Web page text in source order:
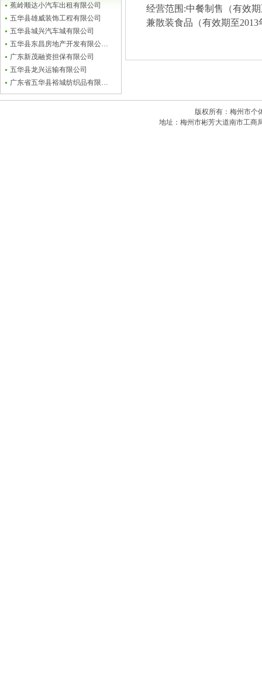
蕉岭顺达小汽车出租有限公司
五华县雄威装饰工程有限公司
五华县城兴汽车城有限公司
五华县东昌房地产开发有限公…
广东新茂融资担保有限公司
五华县龙兴运输有限公司
广东省五华县裕城纺织品有限…
经营范围 :中餐制售（有效
兼散装食品（有效期至2013
版权所有：梅州市
地址：梅州市彬芳大道南市工商